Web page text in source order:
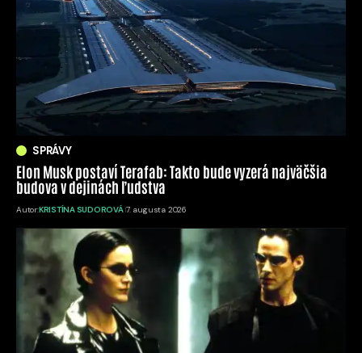
SPRÁVY
Elon Musk postaví Terafab: Takto bude vyzerá najväčšia
budova v dejinách ľudstva
Autor:KRISTÍNA SUDOROVÁ 7. augusta 2026